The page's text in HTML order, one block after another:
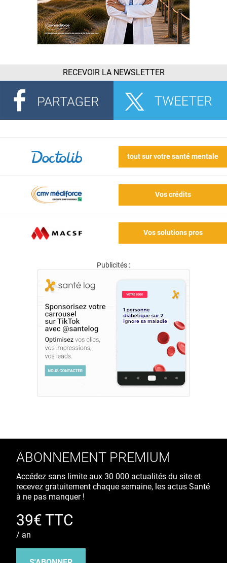
RECEVOIR LA NEWSLETTER
tout sur votre santé mentale
Vos crédits
Vos solutions pros
Publicités :
ABONNEMENT PREMIUM
Accédez sans limite aux 30 000 actualités du site et
recevez gratuitement chaque semaine, les actus Santé
à ne pas manquer !
39€ TTC
/ an